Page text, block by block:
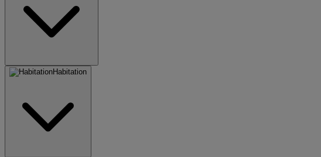
Habitation